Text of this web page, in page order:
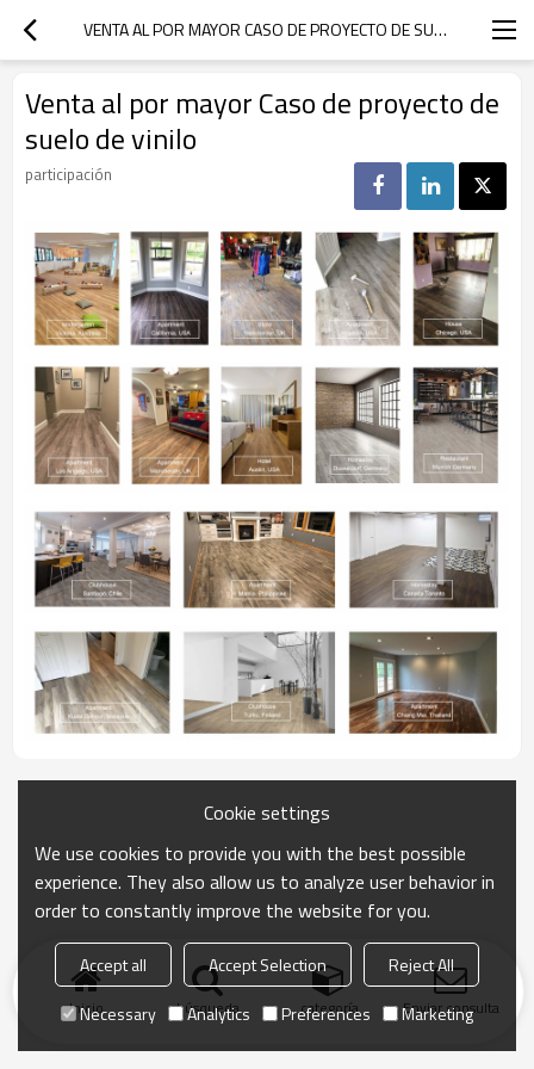
VENTA AL POR MAYOR CASO DE PROYECTO DE SUELO DE VINILO
Venta al por mayor Caso de proyecto de
suelo de vinilo
participación
Inicio búsqueda categoría Enviar consulta
Cookie settings
We use cookies to provide you with the best possible
experience. They also allow us to analyze user behavior in
order to constantly improve the website for you.
Accept all Accept Selection
Reject All
Necessary
Analytics Preferences Marketing